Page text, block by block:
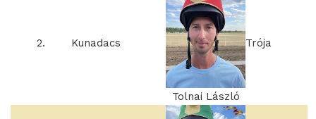
2. Kunadacs
Tolnai László
Trója